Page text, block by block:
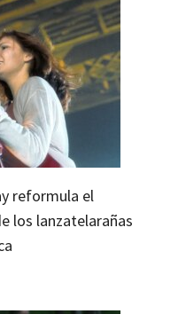
reformula el
los lanzatelarañas